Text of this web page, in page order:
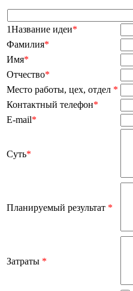
1Название идеи*
Фамилия*
Имя*
Отчество*
Место работы, цех, отдел *
Контактный телефон*
E-mail*
Суть*
Планируемый результат *
Затраты *